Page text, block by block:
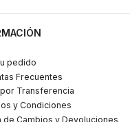
pedido
Frecuentes
Transferencia
y Condiciones
de Cambios y Devoluciones